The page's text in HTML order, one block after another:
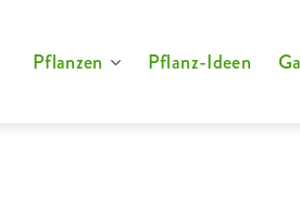
Pflanzen Pflanz-Ideen